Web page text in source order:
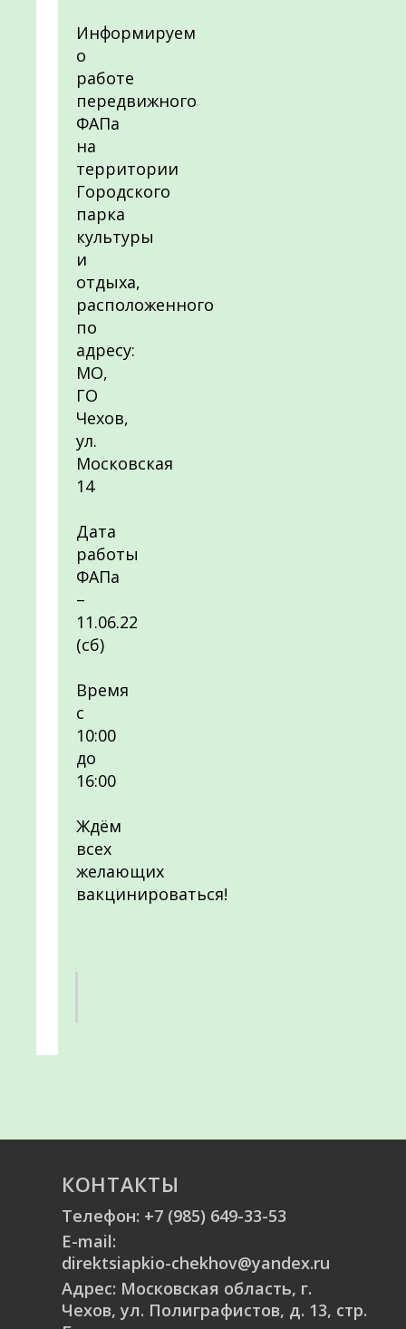
Информируем
о
работе
передвижного
ФАПа
на
территории
Городского
парка
культуры
и
отдыха,
расположенного
по
адресу:
МО,
ГО
Чехов,
ул.
Московская
14
Дата
работы
ФАПа
–
11.06.22
(сб)
Время
с
10:00
до
16:00
Ждём
всех
желающих
вакцинироваться!
КОНТАКТЫ
Телефон: +7 (985) 649-33-53
E-mail:
direktsiapkio-chekhov@yandex.ru
Адрес: Московская область, г.
Чехов, ул. Полиграфистов, д. 13, стр.